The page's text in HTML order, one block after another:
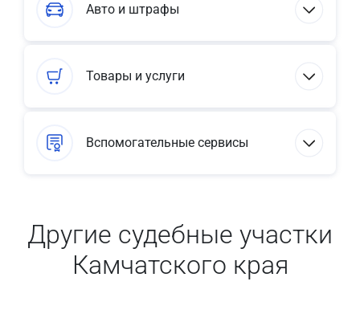
Авто и штрафы
Товары и услуги
Вспомогательные сервисы
Другие судебные участки
Камчатского края